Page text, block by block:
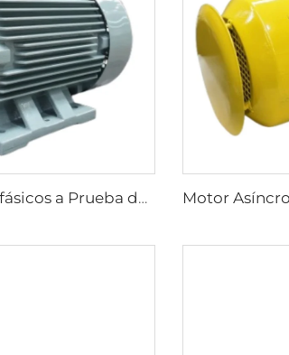
Motores Asíncronos Trifásicos a Prueba de Explosiones de Alta Eficiencia Serie YBX3